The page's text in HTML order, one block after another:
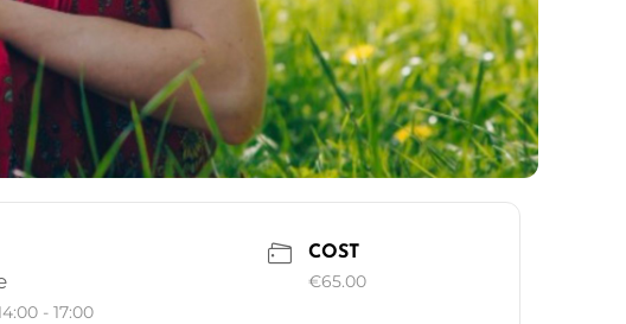
- 17:00
COST
€65.00